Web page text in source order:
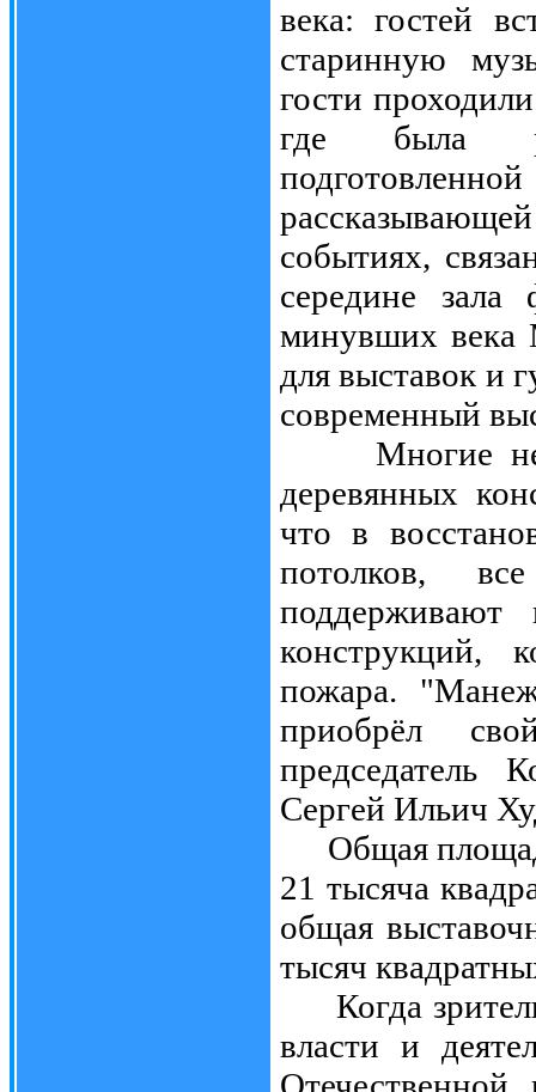
века: гостей
старинную
гости
где была
событиях,
середине зала
минувших века
для выставок и
современный
Многие не
деревянных
что в
потолков,
конструкций,
пожара.
приобрёл
председатель
Сергей Ильич
Общая
21 тысяча
общая
тысяч
Когда
власти и